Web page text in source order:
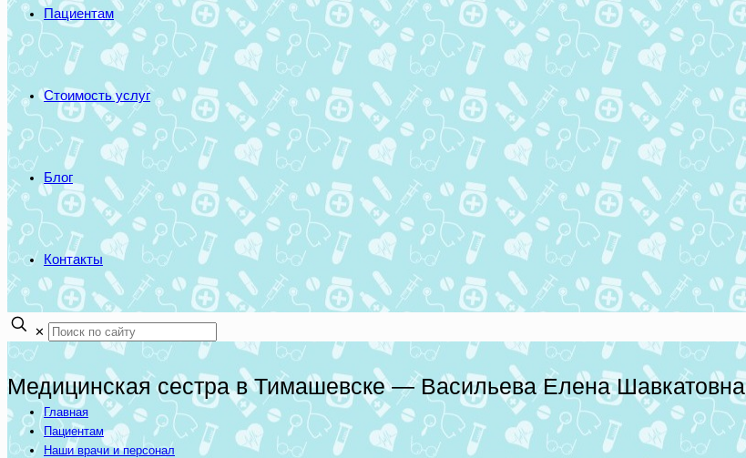
Пациентам
Стоимость услуг
Блог
Контакты
✕
Медицинская сестра в Тимашевске — Васильева Елена Шавкатовна
Главная
Пациентам
Наши врачи и персонал